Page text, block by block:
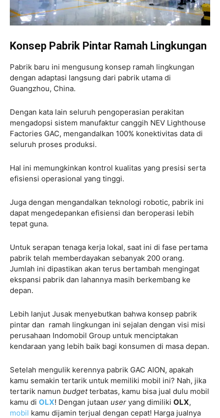
Konsep Pabrik Pintar Ramah Lingkungan
Pabrik baru ini mengusung konsep ramah lingkungan
dengan adaptasi langsung dari pabrik utama di
Guangzhou, China.
Dengan kata lain seluruh pengoperasian perakitan
mengadopsi sistem manufaktur canggih NEV Lighthouse
Factories GAC, mengandalkan 100% konektivitas data di
seluruh proses produksi.
Hal ini memungkinkan kontrol kualitas yang presisi serta
efisiensi operasional yang tinggi.
Juga dengan mengandalkan teknologi robotic, pabrik ini
dapat mengedepankan efisiensi dan beroperasi lebih
tepat guna.
Untuk serapan tenaga kerja lokal, saat ini di fase pertama
pabrik telah memberdayakan sebanyak 200 orang.
Jumlah ini dipastikan akan terus bertambah mengingat
ekspansi pabrik dan lahannya masih berkembang ke
depan.
Lebih lanjut Jusak menyebutkan bahwa konsep pabrik
pintar dan ramah lingkungan ini sejalan dengan visi misi
perusahaan Indomobil Group untuk menciptakan
kendaraan yang lebih baik bagi konsumen di masa depan.
Setelah mengulik kerennya pabrik GAC AION, apakah
kamu semakin tertarik untuk memiliki mobil ini? Nah, jika
tertarik namun budgetterbatas, kamu bisa jual dulu mobil
kamu di OLX! Dengan jutaan user yang dimiliki OLX,
mobil kamu dijamin terjual dengan cepat! Harga jualnya